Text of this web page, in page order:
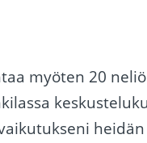
myöten 20
heidän